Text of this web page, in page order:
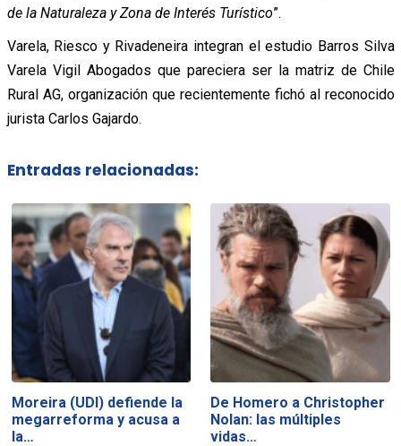
de la Naturaleza y Zona de Interés Turístico”.
Varela, Riesco y Rivadeneira integran el estudio Barros Silva
Varela Vigil Abogados que pareciera ser la matriz de Chile
Rural AG, organización que recientemente fichó al reconocido
jurista Carlos Gajardo.
Entradas relacionadas:
Moreira (UDI) defiende la
megarreforma y acusa a
la…
De Homero a Christopher
Nolan: las múltiples
vidas…